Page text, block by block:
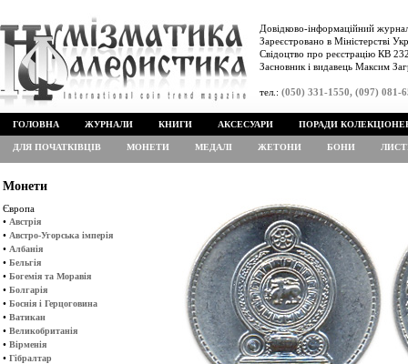
Довідково-інформаційний
Зареєстровано в Міністерстві
Свідоцтво про реєстрацію КВ
Засновник і видавець Максим
тел.: (050) 331-1550, (097) 081-
ГОЛОВНА ЖУРНАЛИ КНИГИ АКСЕСУАРИ ПОРАДИ
ДЛЯ ПОЧАТКІВЦІВ МОНЕТИ МЕДАЛІ ЖЕТОНИ БОНИ
Монети
Європа
• Австрія
• Австро-Угорська імперія
• Албанія
• Бельгія
• Богемія та Моравія
• Болгарія
• Боснія і Герцоговина
• Ватикан
• Великобританія
• Вірменія
• Гібралтар